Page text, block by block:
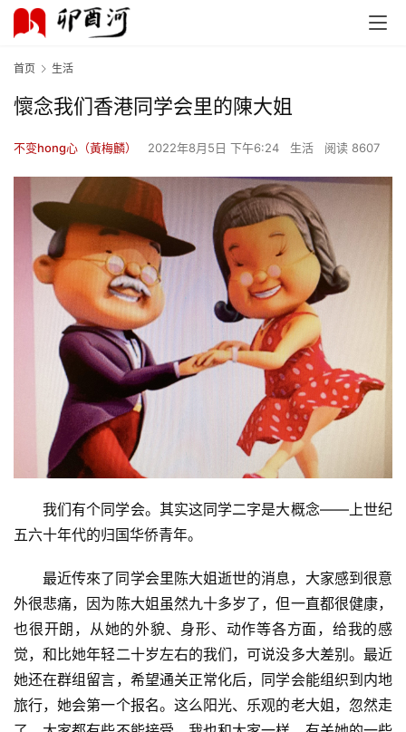
首页 生活
懷念我们香港同学会里的陳大姐
不变hong心（黃梅麟） 2022年8月5日 下午6:24 生活 阅读 8607
我们有个同学会。其实这同学二字是大概念——上世纪
五六十年代的归国华侨青年。
最近传來了同学会里陈大姐逝世的消息，大家感到很意
外很悲痛，因为陈大姐虽然九十多岁了，但一直都很健康，
也很开朗，从她的外貌、身形、动作等各方面，给我的感
觉，和比她年轻二十岁左右的我们，可说没多大差别。最近
她还在群组留言，希望通关正常化后，同学会能组织到内地
旅行，她会第一个报名。这么阳光、乐观的老大姐，忽然走